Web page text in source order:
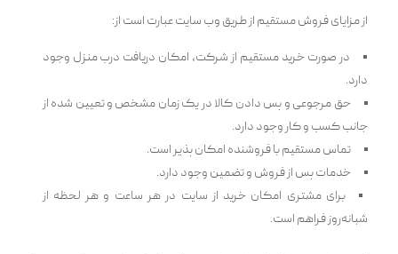
از مزایای فروش مستقیم از طریق وب سایت عبارت است از:
در صورت خرید مستقیم از شرکت، امکان دریافت درب منزل وجود
دارد.
حق مرجوعی و پس دادن کالا در یک زمان مشخص و تعیین شده از
جانب کسب و کار وجود دارد.
تماس مستقیم با فروشنده امکان پذیر است.
خدمات پس از فروش و تضمین وجود دارد.
برای مشتری امکان خرید از سایت در هر ساعت و هر لحظه از
شبانه‌روز‌ فراهم است.